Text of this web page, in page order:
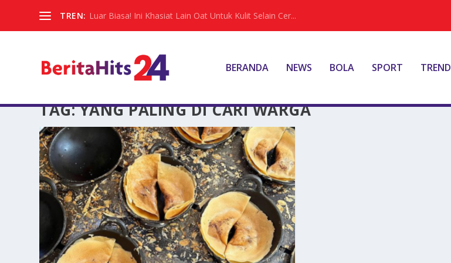
TREN: Luar Biasa! Ini Khasiat Lain Oat Untuk Kulit Selain Cer...
BERANDA NEWS BOLA SPORT TREND
TAG:YANG PALING DI CARI WARGA